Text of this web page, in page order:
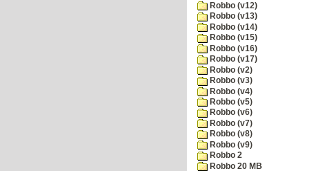
Robbo (v12)
Robbo (v13)
Robbo (v14)
Robbo (v15)
Robbo (v16)
Robbo (v17)
Robbo (v2)
Robbo (v3)
Robbo (v4)
Robbo (v5)
Robbo (v6)
Robbo (v7)
Robbo (v8)
Robbo (v9)
Robbo 2
Robbo 20 MB